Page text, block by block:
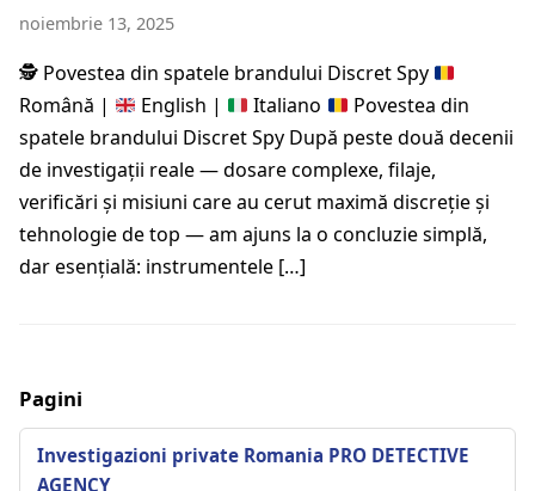
noiembrie 13, 2025
🕵️ Povestea din spatele brandului Discret Spy
Română |
English | Italiano
Povestea din
spatele brandului Discret Spy După peste două decenii
de investigații reale — dosare complexe, filaje,
verificări și misiuni care au cerut maximă discreție și
tehnologie de top — am ajuns la o concluzie simplă,
dar esențială: instrumentele […]
Pagini
Investigazioni private Romania PRO DETECTIVE
AGENCY